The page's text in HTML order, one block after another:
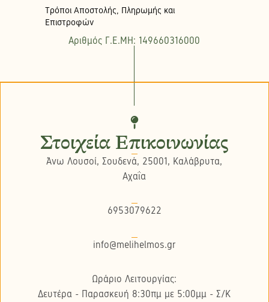
Τρόποι Αποστολής, Πληρωμής και
Επιστροφών
Αριθμός Γ.Ε.ΜΗ: 149660316000
Στοιχεία Επικοινωνίας
Άνω Λουσοί, Σουδενά, 25001, Καλάβρυτα,
Αχαΐα
6953079622
info@melihelmos.gr
Ωράριο Λειτουργίας:
Δευτέρα - Παρασκευή 8:30πμ με 5:00μμ - Σ/K